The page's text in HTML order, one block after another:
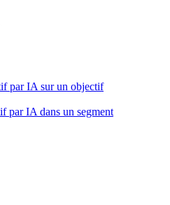
par IA sur un objectif
par IA dans un segment